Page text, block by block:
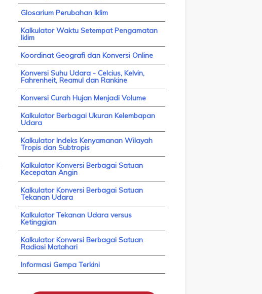
Glosarium Perubahan Iklim
Kalkulator Waktu Setempat Pengamatan
Iklim
Koordinat Geografi dan Konversi Online
Konversi Suhu Udara - Celcius, Kelvin,
Fahrenheit, Reamul dan Rankine
Konversi Curah Hujan Menjadi Volume
Kalkulator Berbagai Ukuran Kelembapan
Udara
Kalkulator Indeks Kenyamanan Wilayah
Tropis dan Subtropis
Kalkulator Konversi Berbagai Satuan
Kecepatan Angin
Kalkulator Konversi Berbagai Satuan
Tekanan Udara
Kalkulator Tekanan Udara versus
Ketinggian
Kalkulator Konversi Berbagai Satuan
Radiasi Matahari
Informasi Gempa Terkini